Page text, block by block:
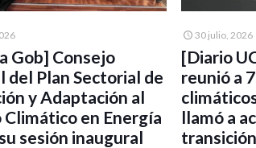
Gob] Consejo
del Plan Sectorial de
y Adaptación al
Climático en Energía
sesión inaugural
30 julio, 2026
[Diario
reunió a
llamó a